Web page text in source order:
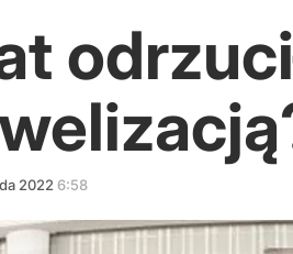
2022 6:58